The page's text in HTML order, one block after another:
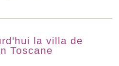
la villa de
Toscane